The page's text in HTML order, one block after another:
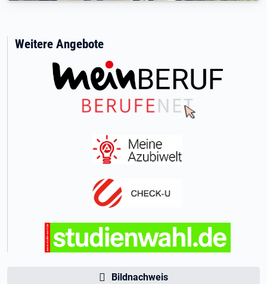
Weitere Angebote
Bildnachweis